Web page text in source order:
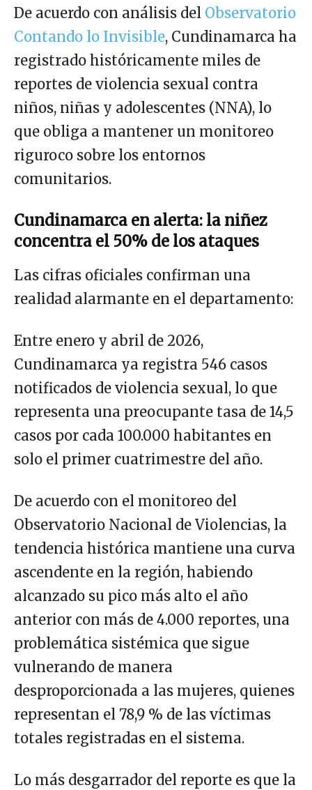
De acuerdo con análisis del Observatorio
Contando lo Invisible, Cundinamarca ha
registrado históricamente miles de
reportes de violencia sexual contra
niños, niñas y adolescentes (NNA), lo
que obliga a mantener un monitoreo
riguroco sobre los entornos
comunitarios.
Cundinamarca en alerta: la niñez
concentra el 50% de los ataques
Las cifras oficiales confirman una
realidad alarmante en el departamento:
Entre enero y abril de 2026,
Cundinamarca ya registra 546 casos
notificados de violencia sexual, lo que
representa una preocupante tasa de 14,5
casos por cada 100.000 habitantes en
solo el primer cuatrimestre del año.
De acuerdo con el monitoreo del
Observatorio Nacional de Violencias, la
tendencia histórica mantiene una curva
ascendente en la región, habiendo
alcanzado su pico más alto el año
anterior con más de 4.000 reportes, una
problemática sistémica que sigue
vulnerando de manera
desproporcionada a las mujeres, quienes
representan el 78,9 % de las víctimas
totales registradas en el sistema.
Lo más desgarrador del reporte es que la